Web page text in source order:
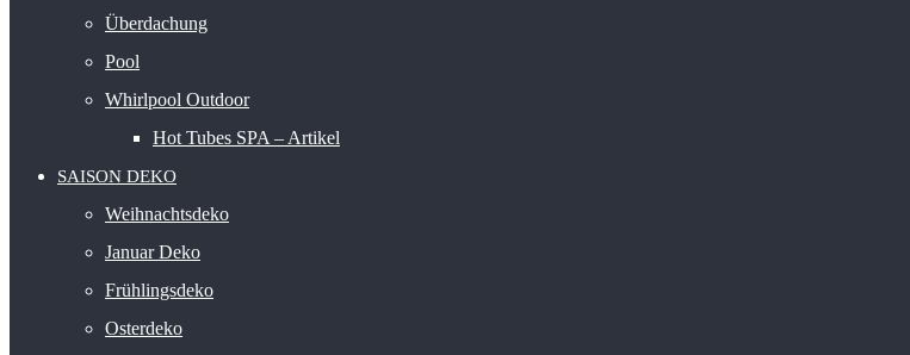
Überdachung
Pool
Whirlpool Outdoor
Hot Tubes SPA – Artikel
SAISON DEKO
Weihnachtsdeko
Januar Deko
Frühlingsdeko
Osterdeko